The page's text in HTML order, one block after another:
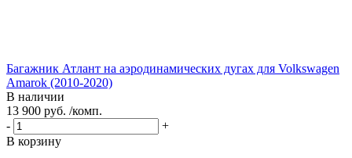
Багажник Атлант на аэродинамических дугах для Volkswagen
Amarok (2010-2020)
В наличии
13 900 руб. /комп.
-
+
В корзину